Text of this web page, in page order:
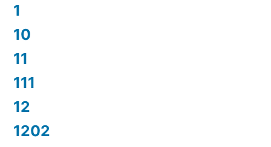
1
10
11
111
12
1202